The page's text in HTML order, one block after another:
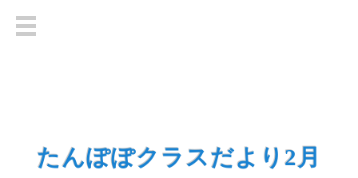
たんぽぽクラスだより2月